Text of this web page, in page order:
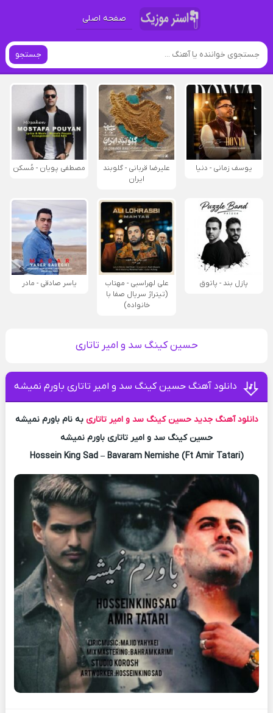
صفحه اصلی
جستجو
یوسف زمانی - دنیا
علیرضا قربانی - گلوبند
ایران
مصطفی پویان - مُسکن
پازل بند - پاتوق
علی لهراسبی - مهتاب
(تیتراژ سریال صفا با
خانواده)
یاسر صادقی - مادر
حسین کینگ سد و امیر تاتاری
دانلود آهنگ حسین کینگ سد و امیر تاتاری باورم نمیشه
دانلود آهنگ جدید حسین کینگ سد و امیر تاتاری به نام باورم نمیشه
حسین کینگ سد و امیر تاتاری باورم نمیشه
Hossein King Sad – Bavaram Nemishe (Ft Amir Tatari)